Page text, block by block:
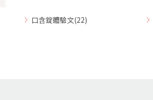
口含錠體驗文(22)